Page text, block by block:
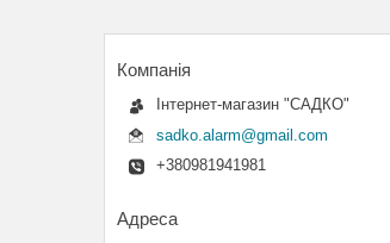
Інтернет-магазин "САДКО"
sadko.alarm@gmail.com
+380981941981